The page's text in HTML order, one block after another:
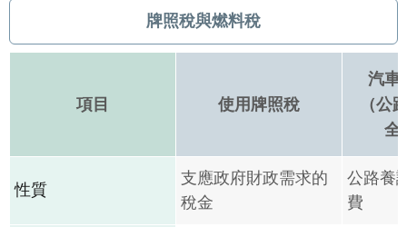
牌照稅與燃料稅
項目 使用牌照稅
汽車
（公
全
性質
支應政府財政需求的
稅金
公路養
費